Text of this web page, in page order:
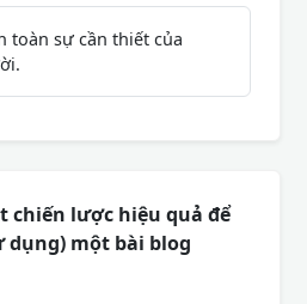
toàn sự cần thiết của
chiến lược hiệu quả để
dụng) một bài blog